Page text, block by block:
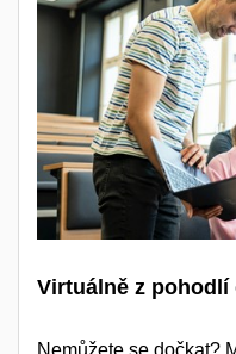
Virtuálně z pohodlí
Nemůžete se dočkat?